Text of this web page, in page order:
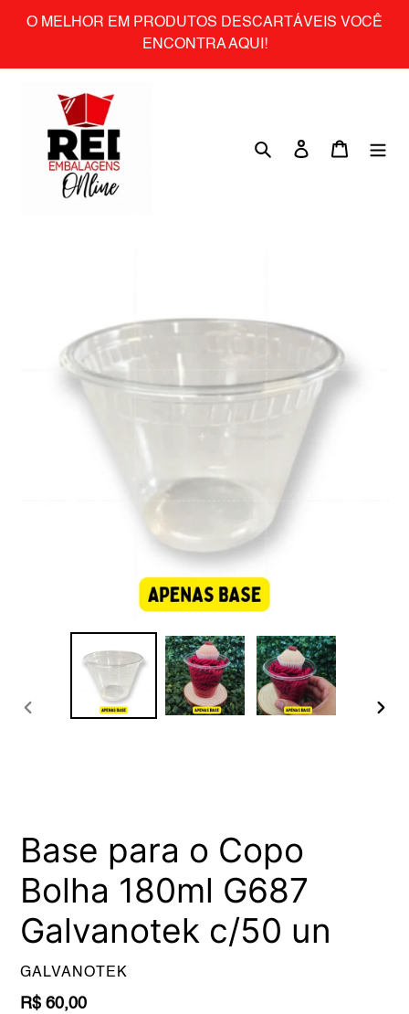
O MELHOR EM PRODUTOS DESCARTÁVEIS VOCÊ
ENCONTRA AQUI!
Search Log in Cart
PREVIOUS
Base para o Copo
Bolha 180ml G687
Galvanotek c/50 un
VENDOR
GALVANOTEK
Regular
R$ 60,00